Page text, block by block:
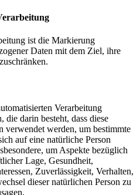
ist die Markierung
Daten mit dem Ziel, ihre
Verarbeitung
die darin besteht, dass diese
verwendet werden, um bestimmte
auf eine natürliche Person
um Aspekte bezüglich
Lage, Gesundheit,
Zuverlässigkeit, Verhalten,
dieser natürlichen Person zu